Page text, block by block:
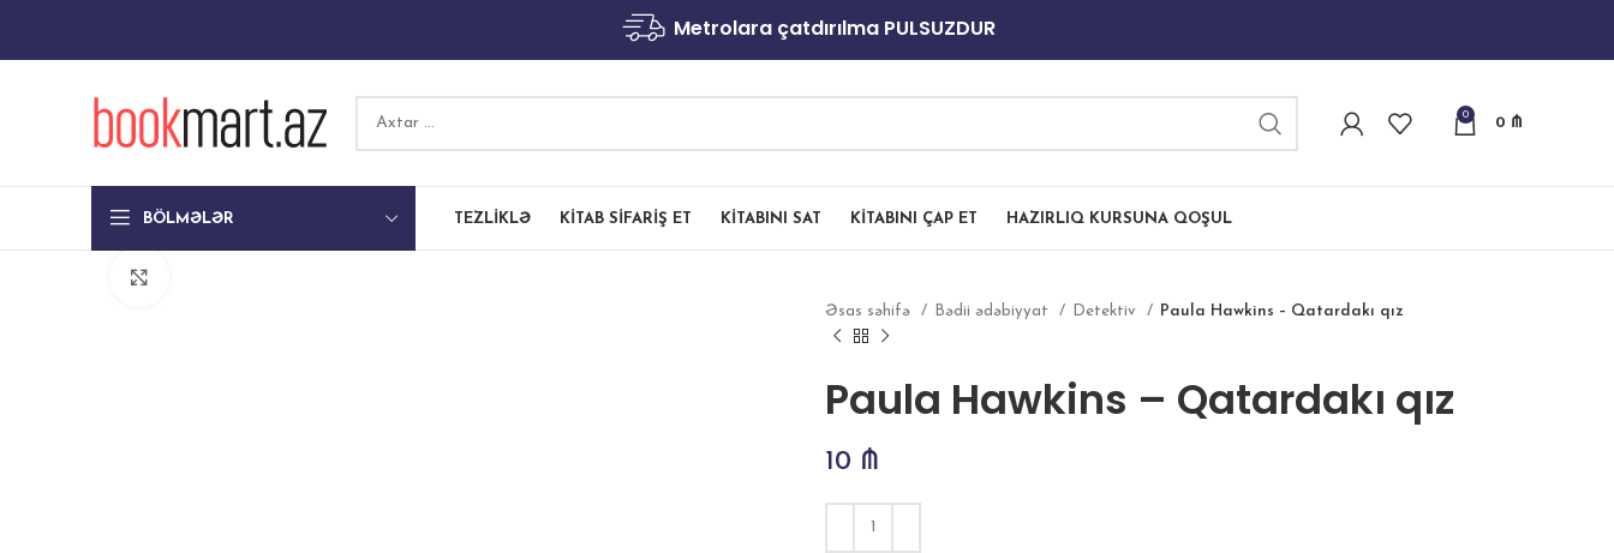
Metrolara çatdırılma PULSUZDUR
0
0 ₼
BÖLMƏLƏR TEZLIKLƏ KITAB SIFARIŞ ET KITABINI SAT KITABINI ÇAP ET HAZIRLIQ KURSUNA QOŞUL
Əsas səhifə Bədii ədəbiyyat Detektiv Paula Hawkins – Qatardakı qız
Paula Hawkins – Qatardakı qız
10 ₼